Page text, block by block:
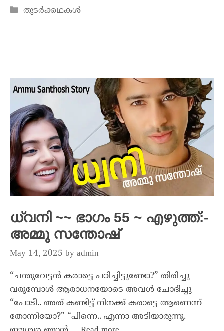
തുടർക്കഥകൾ
ധ്വനി ~~ ഭാഗം 55 ~ എഴുത്ത്:-
അമ്മു സന്തോഷ്
May 14, 2025 by admin
“ചന്തുവേട്ടൻ കരാട്ടെ പഠിച്ചിട്ടുണ്ടോ?” തിരിച്ചു
വരുമ്പോൾ ആരാധനയോടെ അവൾ ചോദിച്ചു
“പോടീ.. അത് കണ്ടിട്ട് നിനക്ക് കരാട്ടെ ആണെന്ന്
തോന്നിയോ?” “പിന്നെ.. എന്നാ അടിയാരുന്നു.